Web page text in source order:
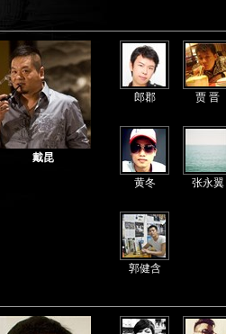
戴昆
郎郡 贾 晋
黄冬 张永翼
郭健含